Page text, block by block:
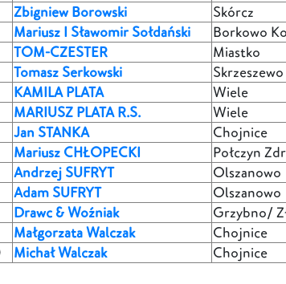
Zbigniew Borowski Skórcz
Mariusz I Sławomir Sołdański Borkowo
TOM-CZESTER Miastko
Tomasz Serkowski
KAMILA PLATA Wiele
MARIUSZ PLATA R.S. Wiele
Jan STANKA Chojnice
Mariusz CHŁOPECKI Połczyn
Andrzej SUFRYT Olszanowo
Adam SUFRYT Olszanowo
Drawc & Woźniak Grzybno/
Małgorzata Walczak Chojnice
Michał Walczak Chojnice